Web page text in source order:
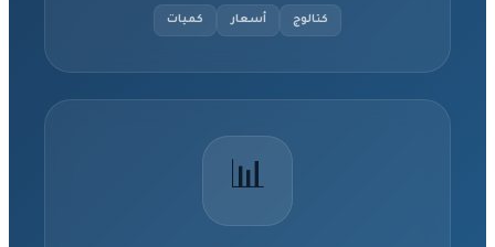
كتالوج أسعار كميات
📊